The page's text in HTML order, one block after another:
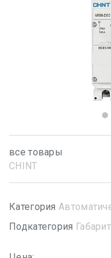
все товары
CHINT
Категория
Подкатегория